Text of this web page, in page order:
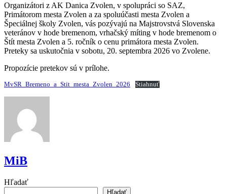
Organizátori z AK Danica Zvolen, v spolupráci so SAZ,
Primátorom mesta Zvolen a za spoluúčasti mesta Zvolen a
Špeciálnej školy Zvolen, vás pozývajú na Majstrovstvá Slovenska
veteránov v hode bremenom, vrhačský míting v hode bremenom o
Štít mesta Zvolen a 5. ročník o cenu primátora mesta Zvolen.
Preteky sa uskutočnia v sobotu, 20. septembra 2026 vo Zvolene.
Propozície pretekov sú v prílohe.
MvSR_Bremeno_a_Stit_mesta_Zvolen_2026 Stiahnuť
MiB
Hľadať
Hľadať